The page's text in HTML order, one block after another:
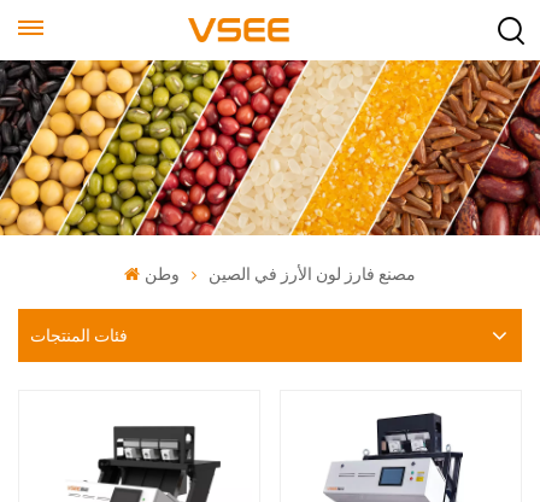
وطن مصنع فارز لون الأرز في الصين
فئات المنتجات